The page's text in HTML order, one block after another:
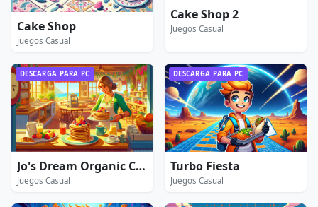
Cake Shop
Juegos Casual
Cake Shop 2
Juegos Casual
DESCARGA PARA PC
Jo's Dream Organic Coffee
Juegos Casual
DESCARGA PARA PC
Turbo Fiesta
Juegos Casual